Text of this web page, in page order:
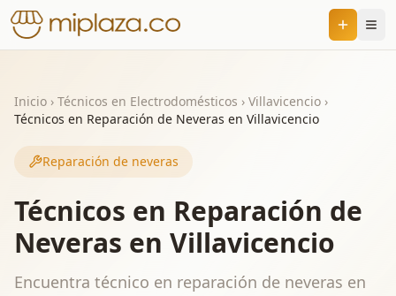
Inicio › Técnicos en Electrodomésticos › Villavicencio ›
Técnicos en Reparación de Neveras en Villavicencio
Reparación de neveras
Técnicos en Reparación de
Neveras en Villavicencio
Encuentra técnico en reparación de neveras en